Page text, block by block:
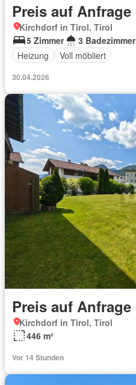
Preis auf Anfrage
Kirchdorf in Tirol, Tirol
5 Zimmer
3 Badezimmer
Heizung
Voll möbliert
30.04.2026
Preis auf Anfrage
Kirchdorf in Tirol, Tirol
446 m²
Vor 14 Stunden